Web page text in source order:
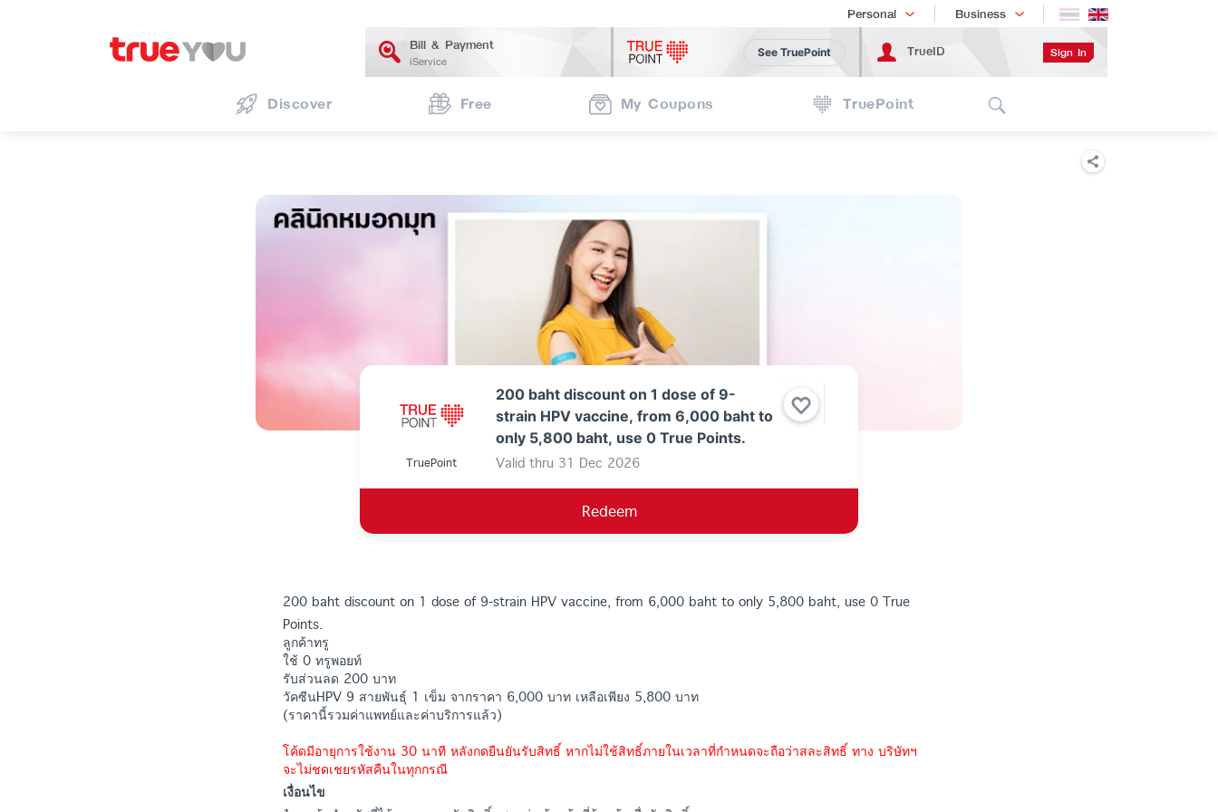
Personal
Shopping Business
เทรนด์เทคโนโลยี
Bill & Payment
iService
See TruePoint TrueID Sign In
Discover Free My Coupons TruePoint
200 baht discount on 1 dose of 9-
strain HPV vaccine, from 6,000 baht to
only 5,800 baht, use 0 True Points.
TruePoint Valid thru 31 Dec 2026
Redeem
200 baht discount on 1 dose of 9-strain HPV vaccine, from 6,000 baht to only 5,800 baht, use 0 True
Points.
ลูกค้าทรู
ใช้ 0 ทรูพอยท์
รับส่วนลด 200 บาท
วัคซีนHPV 9 สายพันธุ์ 1 เข็ม จากราคา 6,000 บาท เหลือเพียง 5,800 บาท
(ราคานี้รวมค่าแพทย์และค่าบริการแล้ว)
โค้ดมีอายุการใช้งาน 30 นาที หลังกดยืนยันรับสิทธิ์ หากไม่ใช้สิทธิ์ภายในเวลาที่กำหนดจะถือว่าสละสิทธิ์ ทาง บริษัทฯ
จะไม่ชดเชยรหัสคืนในทุกกรณี
เงื่อนไข